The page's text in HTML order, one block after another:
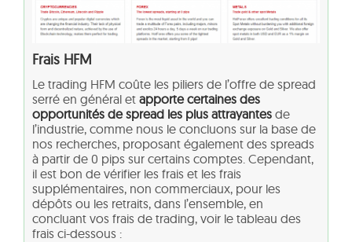
Frais HFM
Le trading HFM coûte les piliers de l’offre de spread
serré en général et apporte certaines des
opportunités de spread les plus attrayantes de
l’industrie, comme nous le concluons sur la base de
nos recherches, proposant également des spreads
à partir de 0 pips sur certains comptes. Cependant,
il est bon de vérifier les frais et les frais
supplémentaires, non commerciaux, pour les
dépôts ou les retraits, dans l’ensemble, en
concluant vos frais de trading, voir le tableau des
frais ci-dessous :